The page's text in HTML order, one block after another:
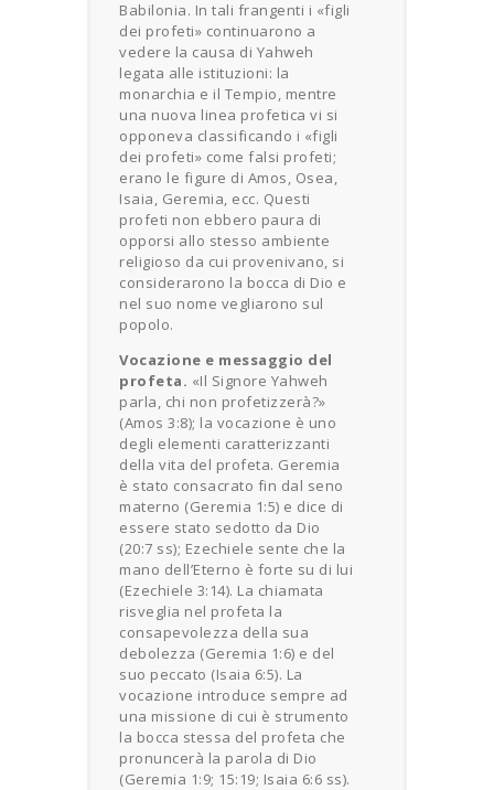
Babilonia. In tali frangenti i «figli
dei profeti» continuarono a
vedere la causa di Yahweh
legata alle istituzioni: la
monarchia e il Tempio, mentre
una nuova linea profetica vi si
opponeva classificando i «figli
dei profeti» come falsi profeti;
erano le figure di Amos, Osea,
Isaia, Geremia, ecc. Questi
profeti non ebbero paura di
opporsi allo stesso ambiente
religioso da cui provenivano, si
considerarono la bocca di Dio e
nel suo nome vegliarono sul
popolo.
Vocazione e messaggio del
profeta. «Il Signore Yahweh
parla, chi non profetizzerà?»
(Amos 3:8); la vocazione è uno
degli elementi caratterizzanti
della vita del profeta. Geremia
è stato consacrato fin dal seno
materno (Geremia 1:5) e dice di
essere stato sedotto da Dio
(20:7 ss); Ezechiele sente che la
mano dell’Eterno è forte su di lui
(Ezechiele 3:14). La chiamata
risveglia nel profeta la
consapevolezza della sua
debolezza (Geremia 1:6) e del
suo peccato (Isaia 6:5). La
vocazione introduce sempre ad
una missione di cui è strumento
la bocca stessa del profeta che
pronuncerà la parola di Dio
(Geremia 1:9; 15:19; Isaia 6:6 ss).